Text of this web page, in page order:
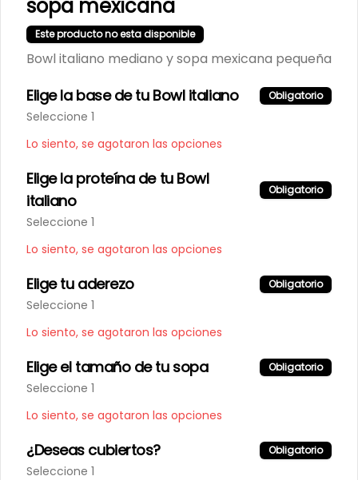
Abrir menu de navegación
¿Dónde quieres pedir?
No hay productos en el menú
Términos y condiciones
sopa mexicana
Este producto no esta disponible
Bowl italiano mediano y sopa mexicana pequeña
Elige la base de tu Bowl italiano Obligatorio
Seleccione 1
Lo siento, se agotaron las opciones
Elige la proteína de tu Bowl
italiano
Obligatorio
Seleccione 1
Lo siento, se agotaron las opciones
Elige tu aderezo Obligatorio
Seleccione 1
Lo siento, se agotaron las opciones
Elige el tamaño de tu sopa Obligatorio
Seleccione 1
Lo siento, se agotaron las opciones
¿Deseas cubiertos? Obligatorio
Seleccione 1